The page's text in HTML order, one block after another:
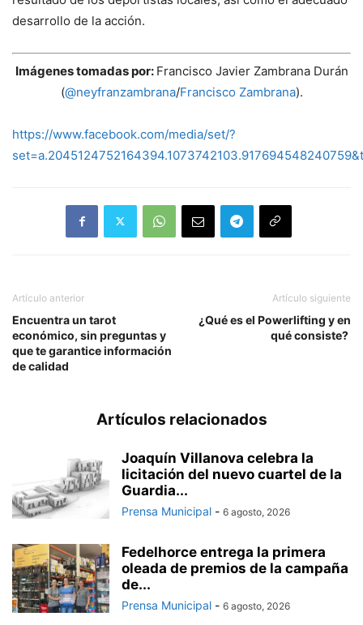
desarrollo de la acción.
Imágenes tomadas por: Francisco Javier Zambrana Durán
(@neyfranzambrana/Francisco Zambrana).
https://www.facebook.com/media/set/?
Artículo anterior
Encuentra un tarot
económico, sin preguntas y
que te garantice información
de calidad
Artículo siguiente
¿Qué es el Powerlifting y en
qué consiste?
Artículos relacionados
Joaquín Villanova celebra la
licitación del nuevo cuartel de la
Guardia...
Prensa Municipal - 6 agosto, 2026
Fedelhorce entrega la primera
oleada de premios de la campaña
de...
Prensa Municipal - 6 agosto, 2026